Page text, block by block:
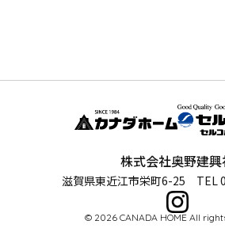
株式会社奥野建
滋賀県東近江市栄町6-25 TEL
© 2026 CANADA HOME All